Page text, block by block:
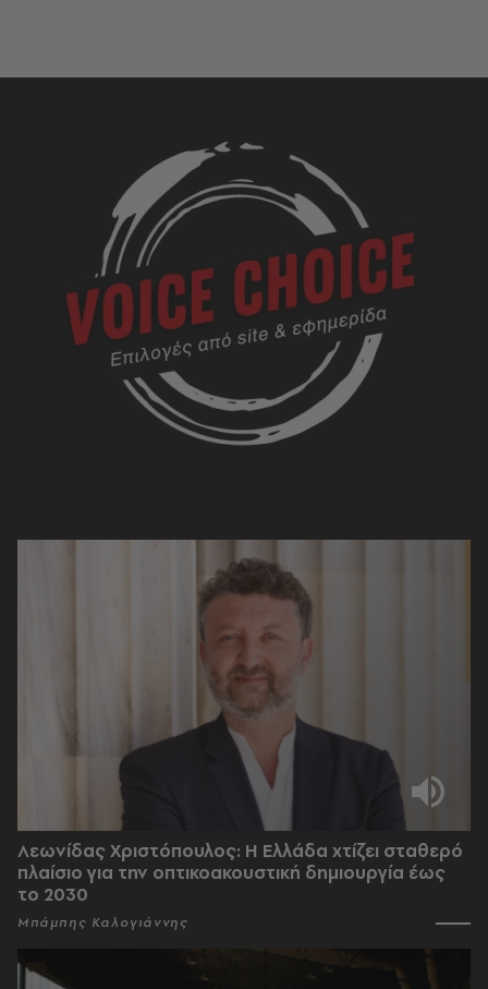
Λεωνίδας Χριστόπουλος: Η Ελλάδα χτίζει σταθερό
πλαίσιο για την οπτικοακουστική δημιουργία έως
το 2030
Μπάμπης Καλογιάννης